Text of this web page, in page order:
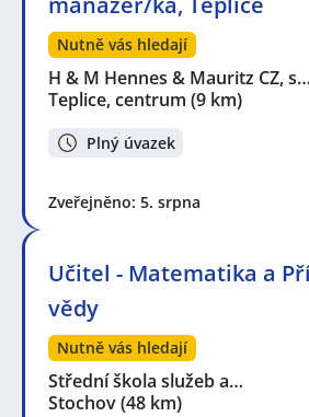
Nutně vás hledají
H & M Hennes & Mauritz CZ, s…
Teplice, centrum (9 km)
Plný úvazek
Zveřejněno: 5. srpna
Učitel - Matematika a
vědy
Nutně vás hledají
Střední škola služeb a…
Stochov(48 km)